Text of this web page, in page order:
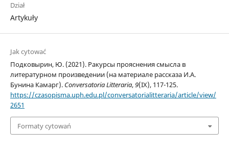
Dział
Artykuły
Jak cytować
Подковырин, Ю. (2021). Ракурсы прояснения смысла в
литературном произведении (на материале рассказа И.А.
Бунина Камарг). Conversatoria Litteraria,9(IX), 117-125.
https://czasopisma.uph.edu.pl/conversatorialitteraria/article/view/
2651
Formaty cytowań